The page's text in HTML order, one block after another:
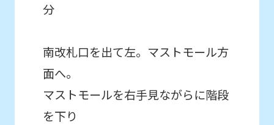
分
南改札口を出て左。マストモール方
面へ。
マストモールを右手見ながらに階段
を下り
may
from